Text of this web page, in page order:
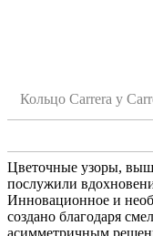
Кольцо Carrera y
Цветочные узоры,
послужили
Инновационное и
создано благодаря